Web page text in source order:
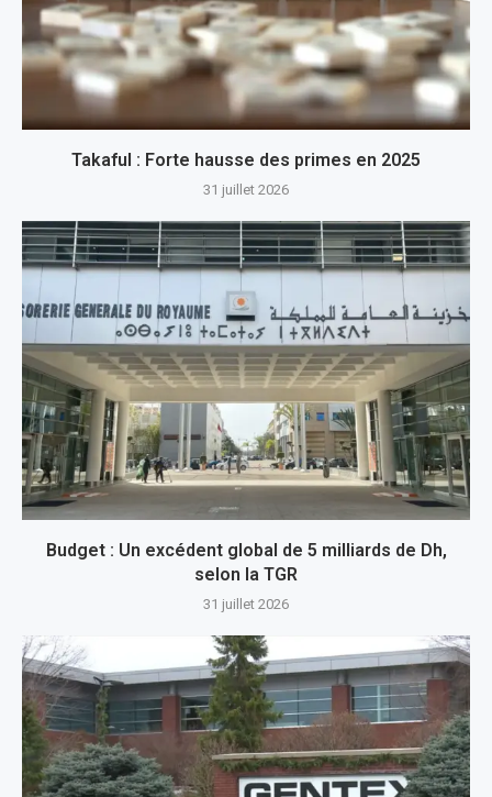
Takaful : Forte hausse des primes en 2025
31 juillet 2026
Budget : Un excédent global de 5 milliards de Dh,
selon la TGR
31 juillet 2026